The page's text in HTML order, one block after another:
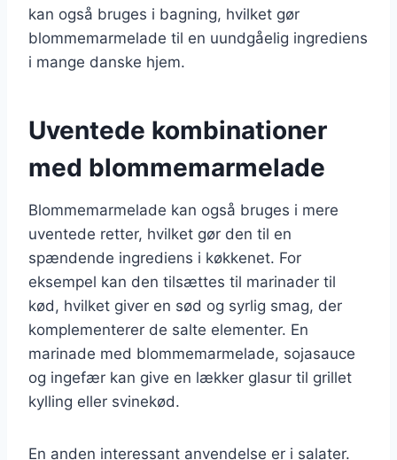
kan også bruges i bagning, hvilket gør
blommemarmelade til en uundgåelig ingrediens
i mange danske hjem.
Uventede kombinationer
med blommemarmelade
Blommemarmelade kan også bruges i mere
uventede retter, hvilket gør den til en
spændende ingrediens i køkkenet. For
eksempel kan den tilsættes til marinader til
kød, hvilket giver en sød og syrlig smag, der
komplementerer de salte elementer. En
marinade med blommemarmelade, sojasauce
og ingefær kan give en lækker glasur til grillet
kylling eller svinekød.
En anden interessant anvendelse er i salater.